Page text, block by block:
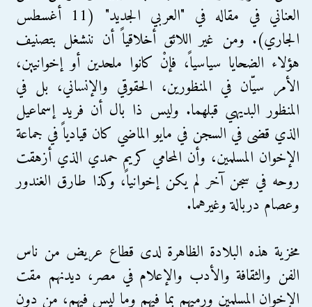
العناني في مقاله في "العربي الجديد" (11 أغسطس
الجاري). ومن غير اللائق أخلاقياً أن ننشغل بتصنيف
هؤلاء الضحايا سياسياً، فإنْ كانوا ملحدين أو إخوانيين،
الأمر سيّان في المنظورين، الحقوقي والإنساني، بل في
المنظور البديهي قبلهما. وليس ذا بال أن فريد إسماعيل
الذي قضى في السجن في مايو الماضي كان قيادياً في جماعة
الإخوان المسلمين، وأن المحامي كريم حمدي الذي أزهقت
روحه في سجن آخر لم يكن إخوانياً، وكذا طارق الغندور
وعصام دربالة وغيرهما.
مخزية هذه البلادة الظاهرة لدى قطاع عريض من ناس
الفن والثقافة والأدب والإعلام في مصر، ديدنهم مقت
الإخوان المسلمين ورميهم بما فيهم وما ليس فيهم، من دون